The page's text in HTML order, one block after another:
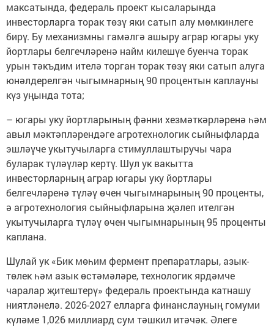
максатында, федераль проект кысаларында
инвесторларга торак төзү яки сатып алу мөмкинлеге
бирү. Бу механизмны гамәлгә ашыру аграр югары уку
йортлары белгечләренә найм килешүе буенча торак
урын тәкъдим ителә торган торак төзү яки сатып алуга
юнәлдерелгән чыгымнарның 90 процентын каплауны
күз уңында тота;
– югары уку йортларының фәнни хезмәткәрләренә һәм
авыл мәктәпләрендәге агротехнологик сыйныфларда
эшләүче укытучыларга стимуллаштыручы чара
буларак түләүләр кертү. Шул ук вакытта
инвесторларның аграр югары уку йортлары
белгечләренә түләү өчен чыгымнарының 90 проценты,
ә агротехнология сыйныфларына җәлеп ителгән
укытучыларга түләү өчен чыгымнарының 95 проценты
каплана.
Шулай ук «Бик мөһим фермент препаратлары, азык-
төлек һәм азык өстәмәләре, технологик ярдәмче
чаралар җитештерү» федераль проектында катнашу
ниятләнелә. 2026-2027 елларга финанслауның гомуми
күләме 1,026 миллиард сум тәшкил итәчәк. Әлеге